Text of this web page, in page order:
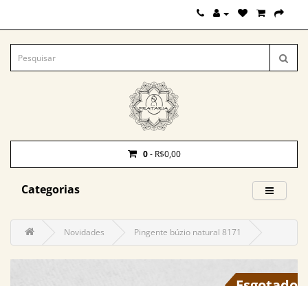
0- R$0,00
Categorias
Novidades Pingente búzio natural 8171